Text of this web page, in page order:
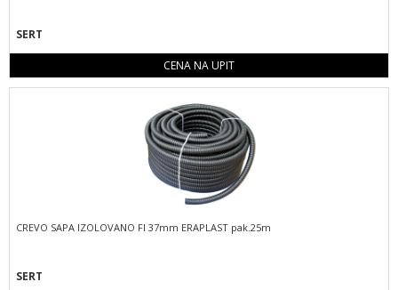
SERT
CENA NA UPIT
CREVO SAPA IZOLOVANO FI 37mm ERAPLAST pak.25m
SERT